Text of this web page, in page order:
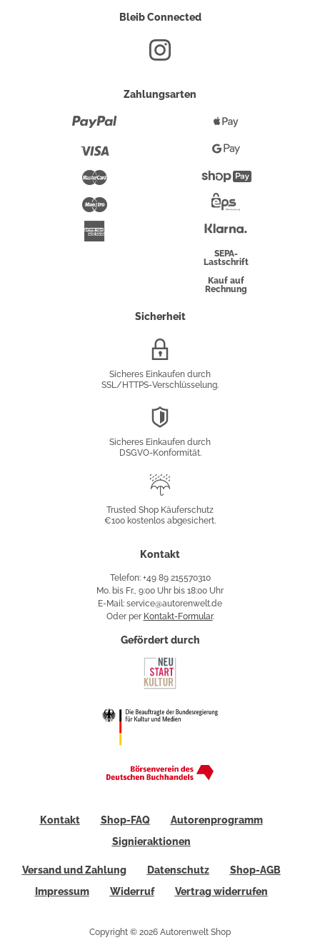
Bleib Connected
Zahlungsarten
Maestro
Pay
Google
Pay
Überweisung
SEPA-
Lastschrift
Kauf auf
Rechnung
Sicherheit
Sicheres Einkaufen durch
SSL/HTTPS-Verschlüsselung.
Sicheres Einkaufen durch
DSGVO-Konformität.
Käuferschutz
Trusted Shop Käuferschutz
€100 kostenlos abgesichert.
Kontakt
Telefon: +49 89 215570310
Mo. bis Fr., 9:00 Uhr bis 18:00 Uhr
E-Mail: service@autorenwelt.de
Oder per Kontakt-Formular.
Gefördert durch
Kontakt Shop-FAQ
Autorenprogramm
Signieraktionen
Versand und Zahlung Datenschutz
Shop-AGB
Impressum
Widerruf Vertrag widerrufen
Copyright © 2026 Autorenwelt Shop